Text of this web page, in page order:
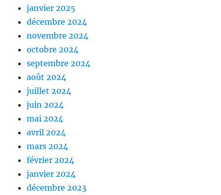
janvier 2025
décembre 2024
novembre 2024
octobre 2024
septembre 2024
août 2024
juillet 2024
juin 2024
mai 2024
avril 2024
mars 2024
février 2024
janvier 2024
décembre 2023